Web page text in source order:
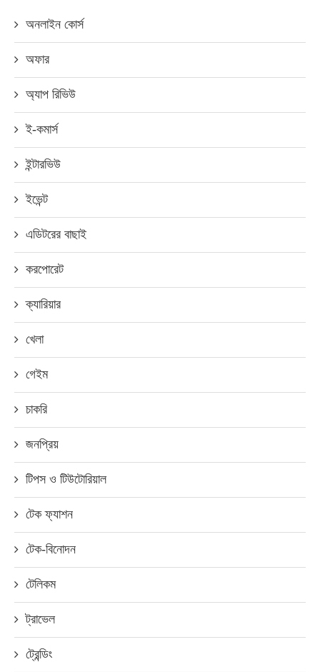
অনলাইন কোর্স
অফার
অ্যাপ রিভিউ
ই-কমার্স
ইন্টারভিউ
ইভেন্ট
এডিটরের বাছাই
করপোরেট
ক্যারিয়ার
খেলা
গেইম
চাকরি
জনপ্রিয়
টিপস ও টিউটোরিয়াল
টেক ফ্যাশন
টেক-বিনোদন
টেলিকম
ট্রাভেল
ট্রেন্ডিং